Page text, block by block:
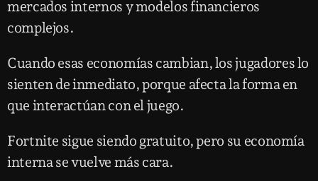
mercados internos y modelos financieros
complejos.
Cuando esas economías cambian, los jugadores lo
sienten de inmediato, porque afecta la forma en
que interactúan con el juego.
Fortnite sigue siendo gratuito, pero su economía
interna se vuelve más cara.